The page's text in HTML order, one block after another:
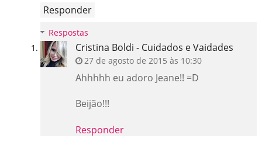
Responder
Respostas
Cristina Boldi - Cuidados e Vaidades
27 de agosto de 2015 às 10:30
Ahhhhh eu adoro Jeane!! =D
Beijão!!!
Responder